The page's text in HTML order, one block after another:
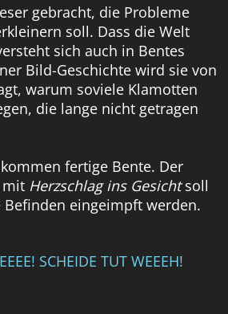
gebracht, die Probleme
soll. Dass die Welt
sich auch in Bentes
Bild-Geschichte wird sie von
warum soviele Klamotten
die lange nicht getragen
fertige Bente. Der
mit Herzschlag ins Gesichtsoll
eingeimpft werden.
SCHEIDE TUT WEEEH!